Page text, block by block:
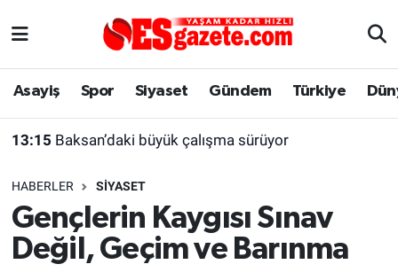
Asayiş Spor Siyaset Gündem Türkiye
13:15 Baksan’daki büyük çalışma sürüyor
HABERLER SIYASET
Gençlerin Kaygısı Sınav
Değil, Geçim ve Barınma
Asayiş
Gündem
Türkiye
Yaşam
Eskişehirspor Arşivi
Eskişehir Arşivi
Eskişehir Nöbetçi Eczaneler
Süper Lig Puan Durumu ve Fikstür
Tüm Manşetler